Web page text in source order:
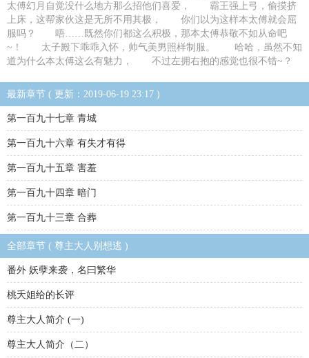
太傅幻月自觉没什么地方那么招他们喜爱， 霸王强上弓，偷摸挤
上床，这帮家伙这是无所不用其极， 你们以为这样本太傅就会屈
服吗？ 唔……既然你们都这么积极，那本太傅恭敬不如从命吧
~！ 太子殿下乖乖入怀，帅气美男照样制服。 哈哈，虽然不知
道为什么本太傅这么有魅力， 不过左拥右抱的感觉也很不错~？
最新章节 ( 更新：2019-06-19 23:17 )
第一百九十七章 青城
第一百九十六章 有失才有得
第一百九十五章 害羞
第一百九十四章 暗门
第一百九十三章 合葬
全部章节 ( 尊主大人别想逃 )
番外 妖孽来袭，名曰繁华
桃夭姐给的长评
尊主大人简介 (一)
尊主大人简介（二）